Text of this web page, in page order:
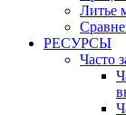
Литье
РЕСУРСЫ
Часто